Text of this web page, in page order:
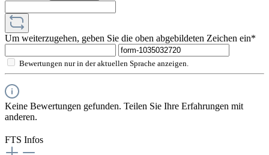
Um weiterzugehen, geben Sie die oben abgebildeten Zeichen ein*
Bewertungen nur in der aktuellen Sprache anzeigen.
Keine Bewertungen gefunden. Teilen Sie Ihre Erfahrungen mit
anderen.
FTS Infos